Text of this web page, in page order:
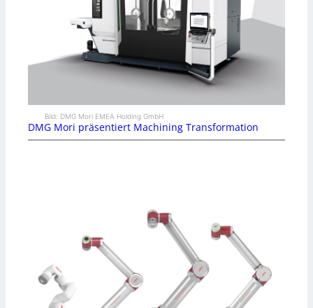
Bild: DMG Mori EMEA Holding GmbH
DMG Mori präsentiert Machining Transformation